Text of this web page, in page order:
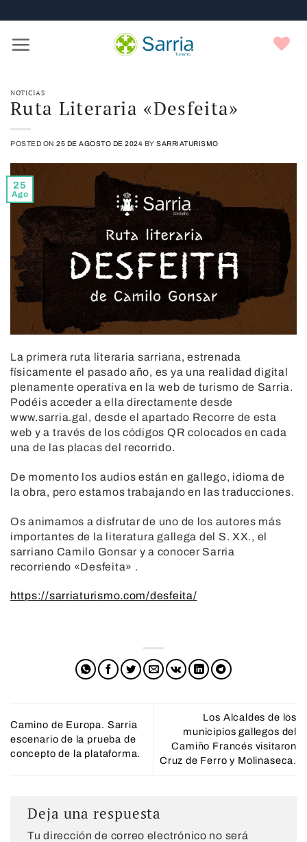
este
web
sistema
al
NOTICIAS
Ruta Literaria «Desfeita»
POSTED ON25 DE AGOSTO DE 2024 BYSARRIATURISMO
25
Ago
La primera ruta literaria sarriana, estrenada
físicamente el pasado año, es ya una realidad digital
plenamente operativa en la web de turismo de Sarria.
Podéis acceder a ella directamente desde
www.sarria.gal, desde el apartado Recorre de esta
web y a través de los códigos QR colocados en cada
una de las placas del recorrido.
De momento los audios están en gallego, idioma de
la obra, pero estamos trabajando en las traducciones.
Os animamos a disfrutar de uno de los autores más
importantes de la literatura gallega del S. XX., el
sarriano Camilo Gonsar y a conocer Sarria
recorriendo «Desfeita» .
https://sarriaturismo.com/desfeita/
Camino de Europa. Sarria
escenario de la prueba de
concepto de la plataforma.
Los Alcaldes de los
municipios gallegos del
Camiño Francés visitaron
Cruz de Ferro y Molinaseca.
Deja una respuesta
Tu dirección de correo electrónico no será